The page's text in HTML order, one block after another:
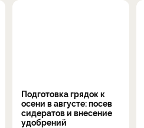
Подготовка грядок к
осени в августе: посев
сидератов и внесение
удобрений